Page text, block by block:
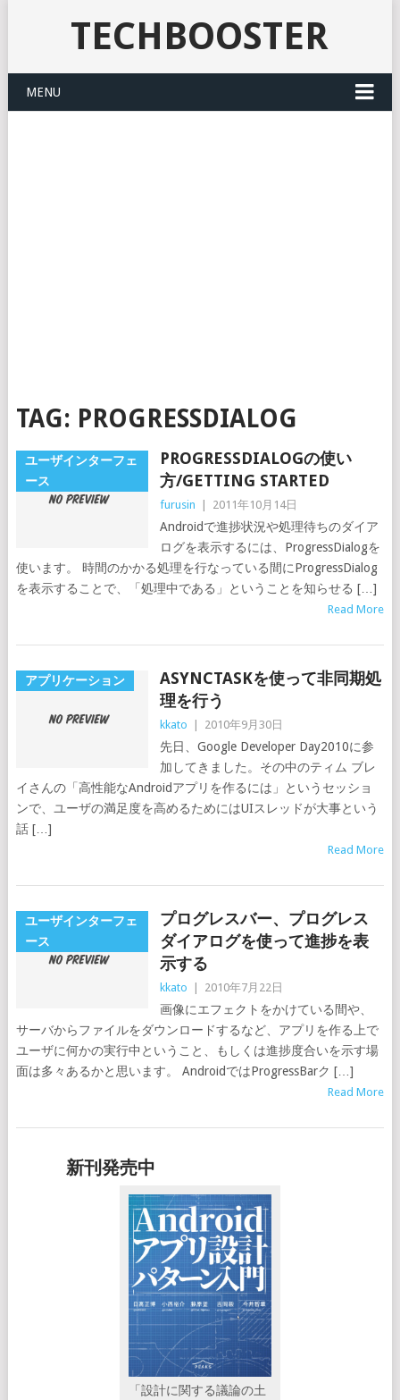
TECHBOOSTER
MENU
TAG: PROGRESSDIALOG
ユーザインターフェ
ース
PROGRESSDIALOGの使い
方/GETTING STARTED
furusin 2011年10月14日
Androidで進捗状況や処理待ちのダイア
ログを表示するには、ProgressDialogを
使います。 時間のかかる処理を行なっている間にProgressDialog
を表示することで、「処理中である」ということを知らせる […]
Read More
アプリケーション
ASYNCTASKを使って非同期処
理を行う
kkato 2010年9月30日
先日、Google Developer Day2010に参
加してきました。その中のティム ブレ
イさんの「高性能なAndroidアプリを作るには」というセッショ
ンで、ユーザの満足度を高めるためにはUIスレッドが大事という
話 […]
Read More
ユーザインターフェ
ース
プログレスバー、プログレス
ダイアログを使って進捗を表
示する
kkato 2010年7月22日
画像にエフェクトをかけている間や、
サーバからファイルをダウンロードするなど、アプリを作る上で
ユーザに何かの実行中ということ、もしくは進捗度合いを示す場
面は多々あるかと思います。 AndroidではProgressBarク […]
Read More
新刊発売中
「設計に関する議論の土